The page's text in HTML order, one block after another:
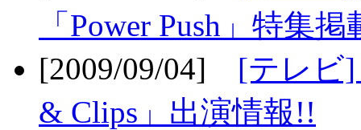
「Power Push」特集
[2009/09/04] [テレビ]
& Clips」出演情報!!